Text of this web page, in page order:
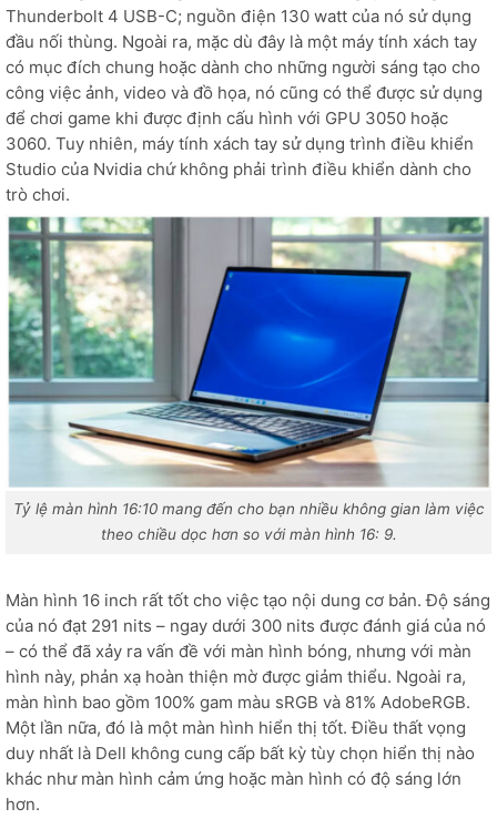
Thunderbolt 4 USB-C; nguồn điện 130 watt của nó sử dụng
đầu nối thùng. Ngoài ra, mặc dù đây là một máy tính xách tay
có mục đích chung hoặc dành cho những người sáng tạo cho
công việc ảnh, video và đồ họa, nó cũng có thể được sử dụng
để chơi game khi được định cấu hình với GPU 3050 hoặc
3060. Tuy nhiên, máy tính xách tay sử dụng trình điều khiển
Studio của Nvidia chứ không phải trình điều khiển dành cho
trò chơi.
Tỷ lệ màn hình 16:10 mang đến cho bạn nhiều không gian làm việc
theo chiều dọc hơn so với màn hình 16: 9.
Màn hình 16 inch rất tốt cho việc tạo nội dung cơ bản. Độ sáng
của nó đạt 291 nits – ngay dưới 300 nits được đánh giá của nó
– có thể đã xảy ra vấn đề với màn hình bóng, nhưng với màn
hình này, phản xạ hoàn thiện mờ được giảm thiểu. Ngoài ra,
màn hình bao gồm 100% gam màu sRGB và 81% AdobeRGB.
Một lần nữa, đó là một màn hình hiển thị tốt. Điều thất vọng
duy nhất là Dell không cung cấp bất kỳ tùy chọn hiển thị nào
khác như màn hình cảm ứng hoặc màn hình có độ sáng lớn
hơn.